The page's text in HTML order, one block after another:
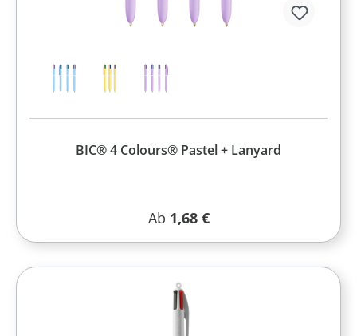
BIC® 4 Colours® Pastel + Lanyard
Regulärer Preis:
Ab 1,68 €